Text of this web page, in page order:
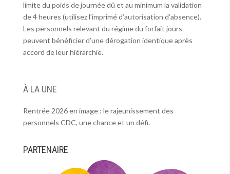
limite du poids de journée dû et au minimum la validation
de 4 heures (utilisez l’imprimé d’autorisation d’absence).
Les personnels relevant du régime du forfait jours
peuvent bénéficier d’une dérogation identique après
accord de leur hiérarchie.
À LA UNE
Rentrée 2026 en image : le rajeunissement des
personnels CDC, une chance et un défi.
PARTENAIRE